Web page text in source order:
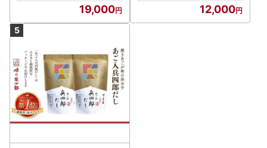
19,000 12,000